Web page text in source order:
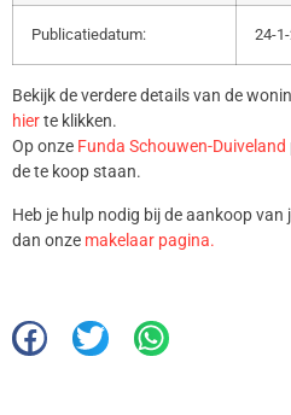
Publicatiedatum: 24-
Bekijk de verdere details van de
hierte klikken.
Op onze Funda Schouwen-Duiveland
de te koop staan.
Heb je hulp nodig bij de aankoop
dan onze makelaar pagina.